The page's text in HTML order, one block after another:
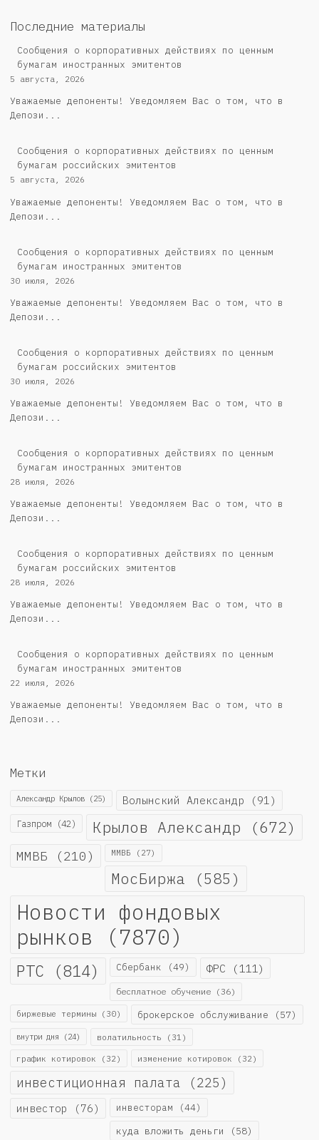
Последние материалы
Сообщения о корпоративных действиях по ценным
бумагам иностранных эмитентов
5 августа, 2026
Уважаемые депоненты! Уведомляем Вас о том, что в
Депози...
Cообщения о корпоративных действиях по ценным
бумагам российских эмитентов
5 августа, 2026
Уважаемые депоненты! Уведомляем Вас о том, что в
Депози...
Сообщения о корпоративных действиях по ценным
бумагам иностранных эмитентов
30 июля, 2026
Уважаемые депоненты! Уведомляем Вас о том, что в
Депози...
Cообщения о корпоративных действиях по ценным
бумагам российских эмитентов
30 июля, 2026
Уважаемые депоненты! Уведомляем Вас о том, что в
Депози...
Сообщения о корпоративных действиях по ценным
бумагам иностранных эмитентов
28 июля, 2026
Уважаемые депоненты! Уведомляем Вас о том, что в
Депози...
Cообщения о корпоративных действиях по ценным
бумагам российских эмитентов
28 июля, 2026
Уважаемые депоненты! Уведомляем Вас о том, что в
Депози...
Сообщения о корпоративных действиях по ценным
бумагам иностранных эмитентов
22 июля, 2026
Уважаемые депоненты! Уведомляем Вас о том, что в
Депози...
Метки
Александр Крылов (25) Волынский Александр (91)
Газпром (42) Крылов Александр (672)
ММВБ (210) ММВБ (27)
МосБиржа (585)
Новости фондовых
рынков (7870)
РТС (814) Сбербанк (49) ФРС (111)
бесплатное обучение (36)
биржевые термины (30) брокерское обслуживание (57)
внутри дня (24) волатильность (31)
график котировок (32) изменение котировок (32)
инвестиционная палата (225)
инвестор (76) инвесторам (44)
куда вложить деньги (58)